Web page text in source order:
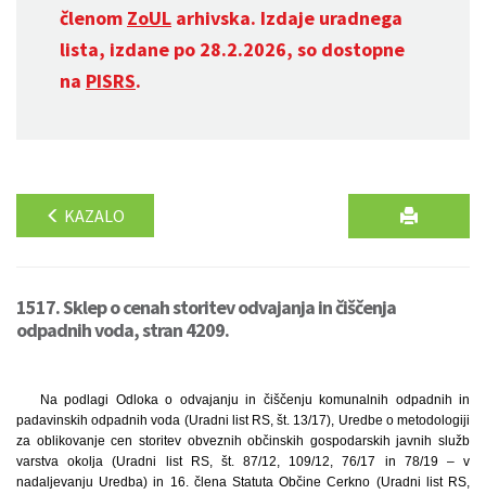
členom ZoUL arhivska. Izdaje uradnega
lista, izdane po 28.2.2026, so dostopne
na PISRS.
KAZALO
1517. Sklep o cenah storitev odvajanja in čiščenja
odpadnih voda, stran 4209.
Na podlagi Odloka o odvajanju in čiščenju komunalnih odpadnih in
padavinskih odpadnih voda (Uradni list RS, št. 13/17), Uredbe o metodologiji
za oblikovanje cen storitev obveznih občinskih gospodarskih javnih služb
varstva okolja (Uradni list RS, št. 87/12, 109/12, 76/17 in 78/19 – v
nadaljevanju Uredba) in 16. člena Statuta Občine Cerkno (Uradni list RS,